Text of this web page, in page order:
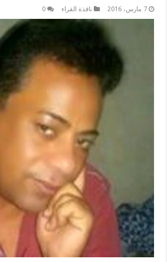
7 مارس، 2016 نافذة القراء 0